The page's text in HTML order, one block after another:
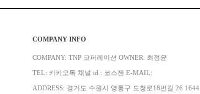
COMPANY INFO
COMPANY: TNP 코퍼레이션 OWNER: 최정윤
TEL: 카카오톡 채널 id : 코스젠 E-MAIL:
ADDRESS: 경기도 수원시 영통구 도청로18번길 26 1644